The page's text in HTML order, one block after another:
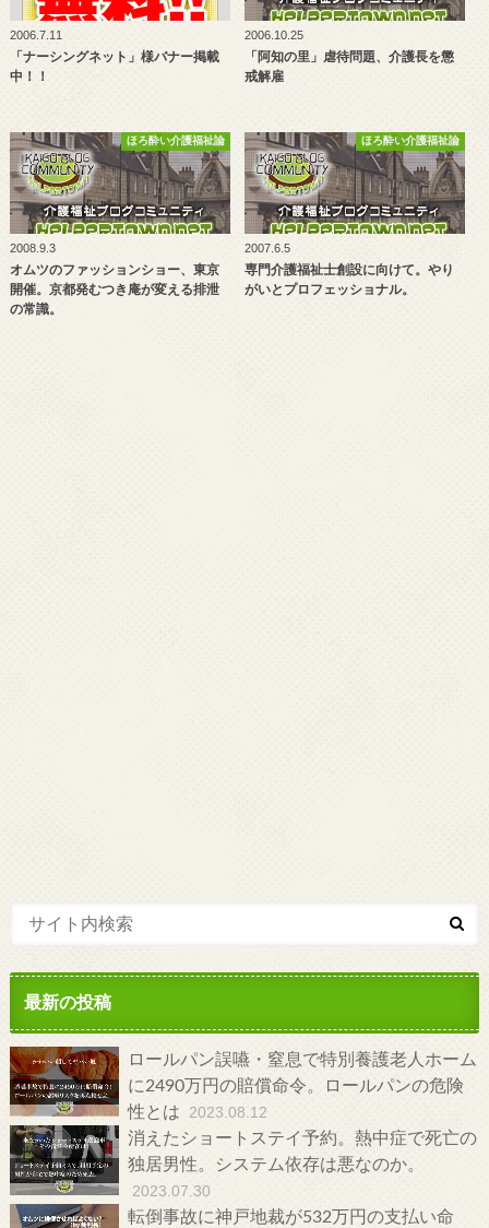
2006.7.11
「ナーシングネット」様バナー掲載
中！！
2006.10.25
「阿知の里」虐待問題、介護長を懲
戒解雇
ほろ酔い介護福祉論
2008.9.3
オムツのファッションショー、東京
開催。京都発むつき庵が変える排泄
の常識。
ほろ酔い介護福祉論
2007.6.5
専門介護福祉士創設に向けて。やり
がいとプロフェッショナル。
最新の投稿
ロールパン誤嚥・窒息で特別養護老人ホーム
に2490万円の賠償命令。ロールパンの危険
性とは
2023.08.12
消えたショートステイ予約。熱中症で死亡の
独居男性。システム依存は悪なのか。
2023.07.30
転倒事故に神戸地裁が532万円の支払い命